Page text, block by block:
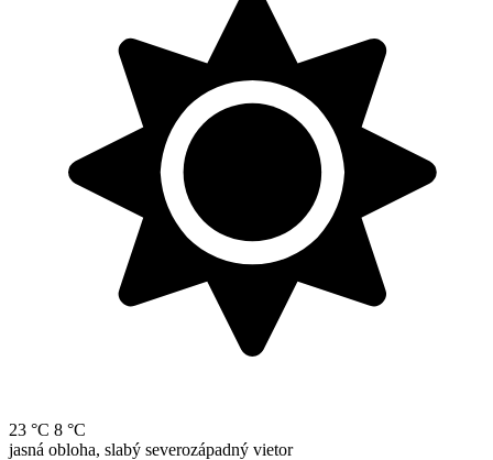
23 °C 8 °C
jasná obloha, slabý severozápadný vietor